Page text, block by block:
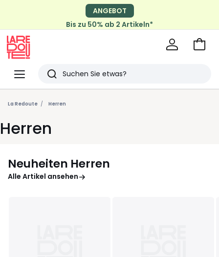
ANGEBOT
Bis zu 50% ab 2 Artikeln*
Menü
Redoute
Suchen
Zuletzt
angesehen
Artikel
Zum
La Redoute Herren
Herren
Neuheiten Herren
Alle Artikel ansehen